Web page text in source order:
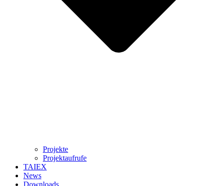
Projekte
Projektaufrufe
TAIEX
News